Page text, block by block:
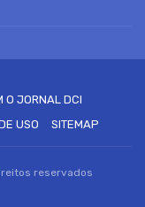
O JORNAL DCI
USO SITEMAP
reservados